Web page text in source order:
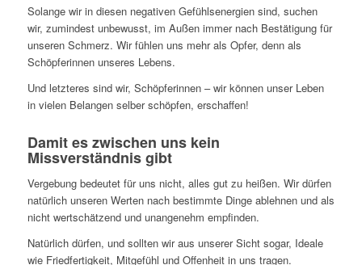
Solange wir in diesen negativen Gefühlsenergien sind, suchen
wir, zumindest unbewusst, im Außen immer nach Bestätigung für
unseren Schmerz. Wir fühlen uns mehr als Opfer, denn als
Schöpferinnen unseres Lebens.
Und letzteres sind wir, Schöpferinnen – wir können unser Leben
in vielen Belangen selber schöpfen, erschaffen!
Damit es zwischen uns kein
Missverständnis gibt
Vergebung bedeutet für uns nicht, alles gut zu heißen. Wir dürfen
natürlich unseren Werten nach bestimmte Dinge ablehnen und als
nicht wertschätzend und unangenehm empfinden.
Natürlich dürfen, und sollten wir aus unserer Sicht sogar, Ideale
wie Friedfertigkeit, Mitgefühl und Offenheit in uns tragen.